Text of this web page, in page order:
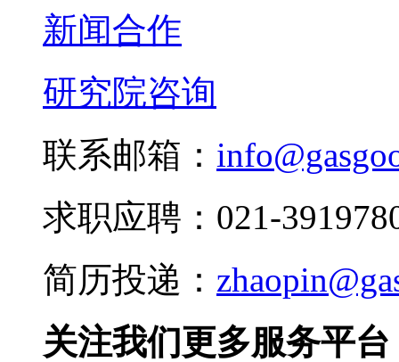
新闻合作
研究院咨询
联系邮箱：
求职应聘：021-
简历投递：
关注我们更多服务平台